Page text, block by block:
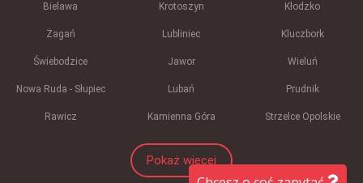
Bielawa Krotoszyn Kłodzko
Żagań Lubliniec Kluczbork
Świebodzice Jawor Wieluń
Nowa Ruda - Słupiec Lubań Prudnik
Rawicz Kamienna Góra Strzelce Opolskie
Pokaż więcej